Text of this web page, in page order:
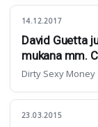
14.12.2017
David Guetta
mukana mm.
Dirty Sexy Money
23.03.2015